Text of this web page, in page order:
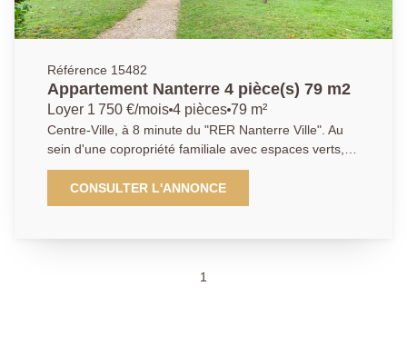
Référence 15482
Appartement Nanterre 4 pièce(s) 79 m2
Loyer 1 750 €/mois 4 pièces 79 m²
Centre-Ville, à 8 minute du "RER Nanterre Ville". Au
sein d'une copropriété familiale avec espaces verts,
au calme, retrouvez ce bel appartement traversant 4
pièces de 79m2 au 2ème étage. Il se compose : d'une
entrée donnant sur une pièce de vie très lumineuse,
placards dont une avec balcon, une salle d'eau ainsi
CONSULTER L'ANNONCE
1